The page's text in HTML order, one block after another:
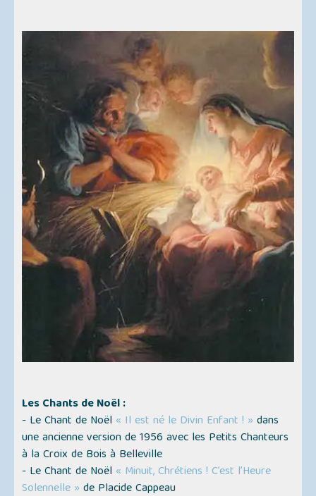
Les Chants de Noël :
- Le Chant de Noël « Il est né le Divin Enfant ! » dans
une ancienne version de 1956 avec les Petits Chanteurs
à la Croix de Bois à Belleville
- Le Chant de Noël « Minuit, Chrétiens ! C’est l’Heure
Solennelle » de Placide Cappeau